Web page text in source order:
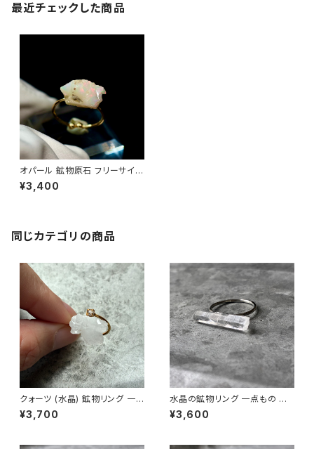
最近チェックした商品
オパール 鉱物原石 フリーサイズ
一点もの リング (指輪) 天然石
(No.1249)
¥3,400
同じカテゴリの商品
クォーツ (水晶) 鉱物リング 一
点もの 指輪 フリーサイズ 原石
天然石 ハンドメイド アクセサリ
¥3,700
水晶の鉱物リング 一点もの 原
石 指輪 フリーサイズ 天然石 ハ
ンドメイド アクセサリー パワー
¥3,600